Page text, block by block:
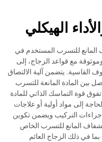
الهيكلي
المانع للتسرب المستخدم في
مع قواعد الزجاج، إلى
القاسية. يتضمن آلية الالتصاق
بين المادة المانعة للتسرب
قوة التماسك الذاتي للمادة
إلى مواد أولية أو علاجات
التركيب ويضمن تكوين
المانع للتسرب الخاص
في ذلك الزجاج العائم